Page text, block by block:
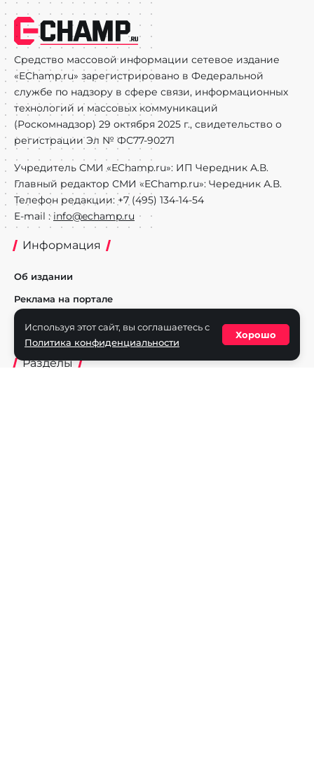
Средство массовой информации сетевое издание
«EChamp.ru» зарегистрировано в Федеральной
службе по надзору в сфере связи, информационных
технологий и массовых коммуникаций
(Роскомнадзор) 29 октября 2025 г., свидетельство о
регистрации Эл № ФС77-90271
Учредитель СМИ «EChamp.ru»: ИП Чередник А.В.
Главный редактор СМИ «EChamp.ru»: Чередник А.В.
Телефон редакции: +7 (495) 134-14-54
E-mail : info@echamp.ru
Информация
Об издании
Реклама на портале
Политика конфиденциальности
Разделы
Используя этот сайт, вы соглашаетесь с
Политика конфиденциальности
Хорошо